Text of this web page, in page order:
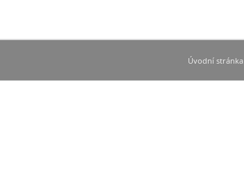
Úvodní stránka